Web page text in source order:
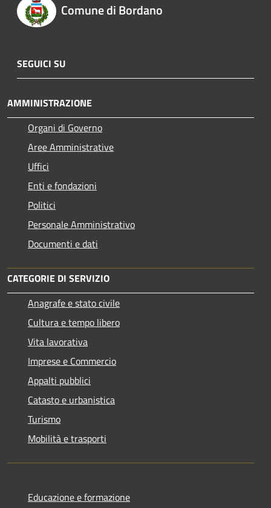
Comune di Bordano
SEGUICI SU
AMMINISTRAZIONE
Organi di Governo
Aree Amministrative
Uffici
Enti e fondazioni
Politici
Personale Amministrativo
Documenti e dati
CATEGORIE DI SERVIZIO
Anagrafe e stato civile
Cultura e tempo libero
Vita lavorativa
Imprese e Commercio
Appalti pubblici
Catasto e urbanistica
Turismo
Mobilità e trasporti
Educazione e formazione